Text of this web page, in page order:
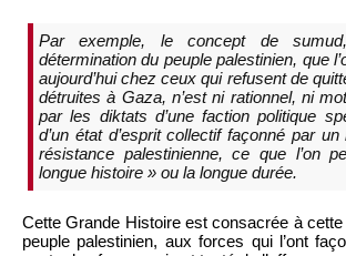
Par exemple, le concept desumud
détermination du peuple palestinien, que
aujourd’hui chez ceux qui refusent de
détruites à Gaza, n’est ni rationnel, ni
par les diktats d’une faction politique
d’un état d’esprit collectif façonné par
résistance palestinienne, ce que l’on
longue histoire » ou la longue durée.
Cette Grande Histoire est consacrée à
peuple palestinien, aux forces qui l’ont